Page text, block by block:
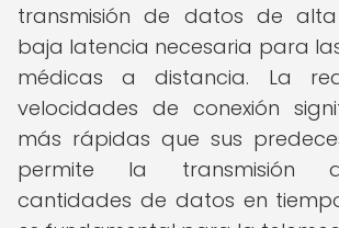
transmisión de datos de
baja latencia necesaria para
médicas a distancia. La
velocidades de conexión
más rápidas que sus
permite la transmisión
cantidades de datos en